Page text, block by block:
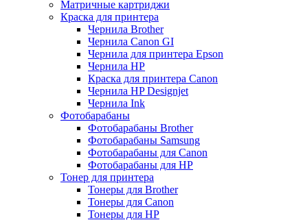
Матричные картриджи
Краска для принтера
Чернила Brother
Чернила Canon GI
Чернила для принтера Epson
Чернила HP
Краска для принтера Canon
Чернила HP Designjet
Чернила Ink
Фотобарабаны
Фотобарабаны Brother
Фотобарабаны Samsung
Фотобарабаны для Canon
Фотобарабаны для HP
Тонер для принтера
Тонеры для Brother
Тонеры для Canon
Тонеры для HP